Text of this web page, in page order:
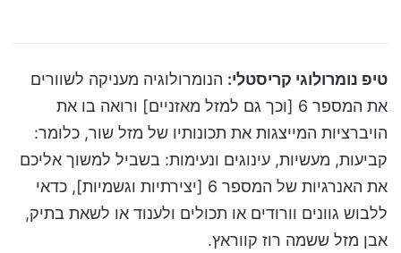
טיפ נומרולוגי קריסטלי: הנומרולוגיה מעניקה לשוורים
את המספר 6 [וכך גם למזל מאזניים] ורואה בו את
הויברציות המייצגות את תכונותיו של מזל שור, כלומר:
קביעות, מעשיות, עינוגים ונעימות: בשביל למשוך אליכם
את האנרגיות של המספר 6 [יצירתיות וגשמיות], כדאי
ללבוש גוונים וורודים או תכולים ולענוד או לשאת בתיק,
אבן מזל ששמה רוז קווראץ.